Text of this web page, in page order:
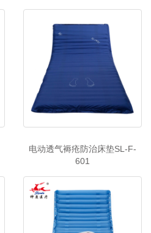
电动透气褥疮防治床垫SL-F-
601